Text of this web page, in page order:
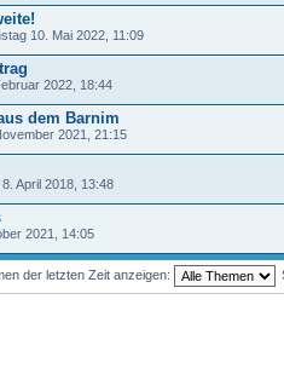
10. Mai 2022, 11:09
2022, 18:44
dem Barnim
2021, 21:15
April 2018, 13:48
2021, 14:05
der letzten Zeit anzeigen: